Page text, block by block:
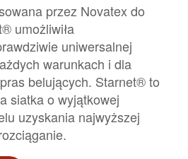
przez Novatex do
umożliwiła
uniwersalnej
warunkach i dla
belujących. Starnet® to
siatka o wyjątkowej
uzyskania najwyższej